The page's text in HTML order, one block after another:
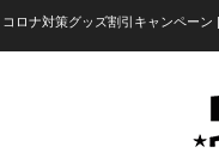
コロナ対策グッズ割引キャンペー